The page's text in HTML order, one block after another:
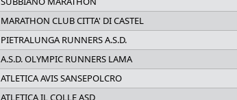
MARATHON CLUB CITTA' DI CASTEL
PIETRALUNGA RUNNERS A.S.D.
A.S.D. OLYMPIC RUNNERS LAMA
ATLETICA AVIS SANSEPOLCRO
ATLETICA IL COLLE ASD